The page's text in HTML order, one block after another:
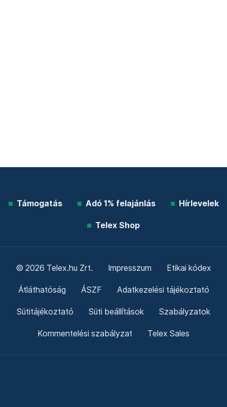
Támogatás Adó 1% felajánlás Hírlevelek
Telex Shop
© 2026 Telex.hu Zrt. Impresszum Etikai kódex
Átláthatóság ÁSZF Adatkezelési tájékoztató
Sütitájékoztató Süti beállítások Szabályzatok
Kommentelési szabályzat Telex Sales